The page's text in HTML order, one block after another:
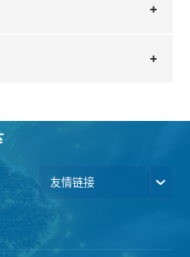
友情链接